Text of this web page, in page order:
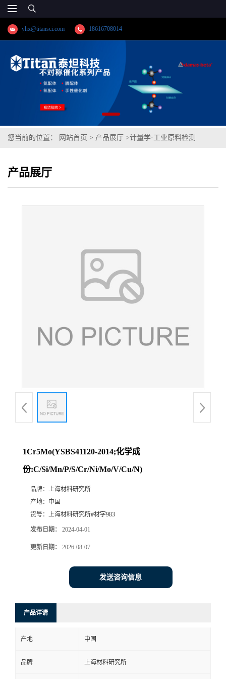
yhx@titansci.com 18616708014
您当前的位置： 网站首页 > 产品展厅 >计量学·工业原料检测
产品展厅
1Cr5Mo(YSBS41120-2014;化学成
份:C/Si/Mn/P/S/Cr/Ni/Mo/V/Cu/N)
品牌： 上海材料研究所
产地： 中国
货号： 上海材料研究所#材字983
发布日期： 2024-04-01
更新日期： 2026-08-07
发送咨询信息
产品详请
产地 中国
品牌 上海材料研究所